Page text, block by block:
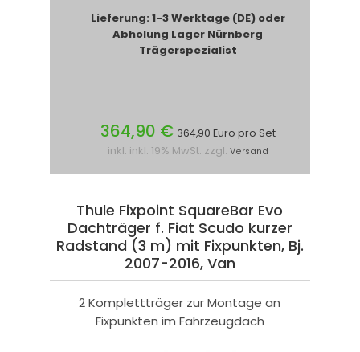
Lieferung: 1-3 Werktage (DE) oder
Abholung Lager Nürnberg
Trägerspezialist
364,90 € 364,90 Euro pro Set
inkl. inkl. 19% MwSt. zzgl. Versand
Thule Fixpoint SquareBar Evo
Dachträger f. Fiat Scudo kurzer
Radstand (3 m) mit Fixpunkten, Bj.
2007-2016, Van
2 Komplettträger zur Montage an
Fixpunkten im Fahrzeugdach